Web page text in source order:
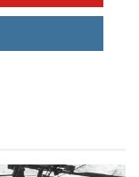
de
a atender